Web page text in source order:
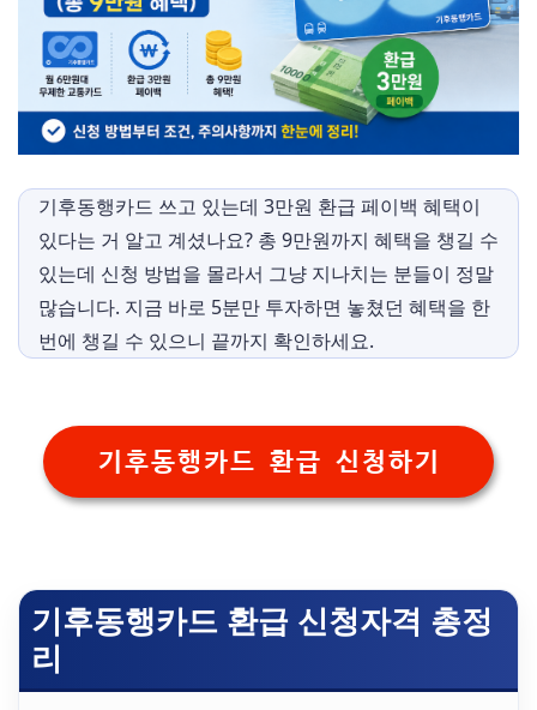
기후동행카드 쓰고 있는데 3만원 환급 페이백 혜택이
있다는 거 알고 계셨나요? 총 9만원까지 혜택을 챙길 수
있는데 신청 방법을 몰라서 그냥 지나치는 분들이 정말
많습니다. 지금 바로 5분만 투자하면 놓쳤던 혜택을 한
번에 챙길 수 있으니 끝까지 확인하세요.
기후동행카드 환급 신청하기
기후동행카드 환급 신청자격 총정
리